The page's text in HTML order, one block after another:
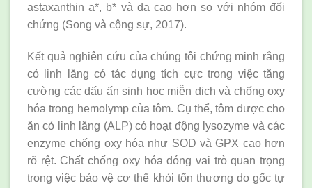
astaxanthin a*, b* và da cao hơn so với nhóm đối
chứng (Song và cộng sự, 2017).
Kết quả nghiên cứu của chúng tôi chứng minh rằng
cỏ linh lăng có tác dụng tích cực trong việc tăng
cường các dấu ấn sinh học miễn dịch và chống oxy
hóa trong hemolymp của tôm. Cụ thể, tôm được cho
ăn cỏ linh lăng (ALP) có hoạt động lysozyme và các
enzyme chống oxy hóa như SOD và GPX cao hơn
rõ rệt. Chất chống oxy hóa đóng vai trò quan trọng
trong việc bảo vệ cơ thể khỏi tổn thương do gốc tự